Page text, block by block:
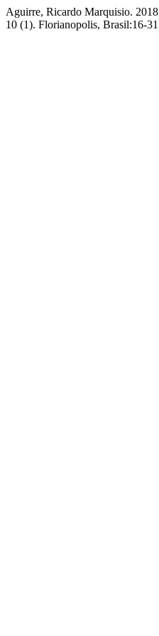
Aguirre, Ricardo Marquisio.
10 (1). Florianopolis, Brasil:16-